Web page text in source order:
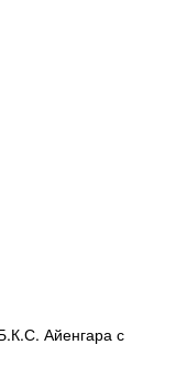
Айенгара с